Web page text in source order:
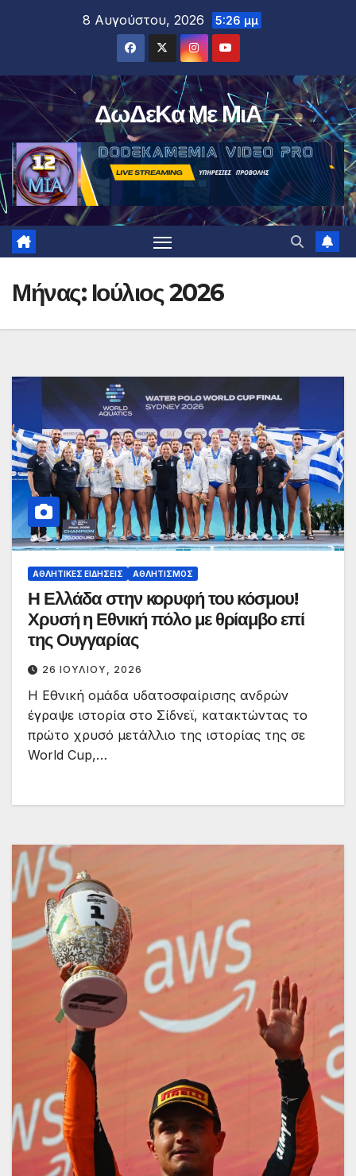
8 Αυγούστου, 2026 5:26 μμ
ΔωΔεΚα Με ΜιΑ
Μήνας: Ιούλιος 2026
ΑΘΛΗΤΙΚΈΣ ΕΙΔΉΣΕΙΣ ΑΘΛΗΤΙΣΜΌΣ
Η Ελλάδα στην κορυφή του κόσμου!
Χρυσή η Εθνική πόλο με θρίαμβο επί
της Ουγγαρίας
26 ΙΟΥΛΊΟΥ, 2026
Η Εθνική ομάδα υδατοσφαίρισης ανδρών
έγραψε ιστορία στο Σίδνεϊ, κατακτώντας το
πρώτο χρυσό μετάλλιο της ιστορίας της σε
World Cup,…